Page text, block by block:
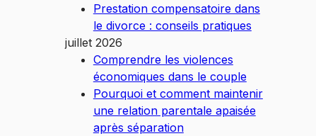
Prestation compensatoire dans
le divorce : conseils pratiques
juillet 2026
Comprendre les violences
économiques dans le couple
Pourquoi et comment maintenir
une relation parentale apaisée
après séparation